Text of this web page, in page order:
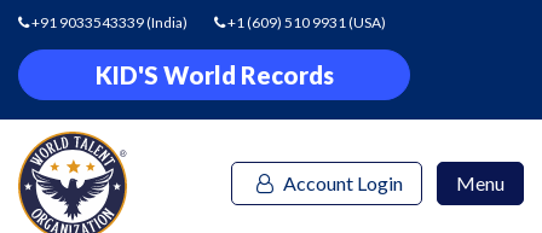
+91 9033543339(India) +1 (609) 510 9931(USA)
KID'S World Records
Account Login Menu